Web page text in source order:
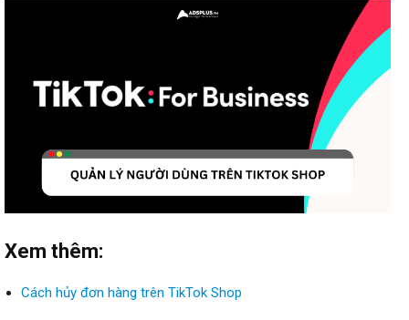
Xem thêm:
Cách hủy đơn hàng trên TikTok Shop